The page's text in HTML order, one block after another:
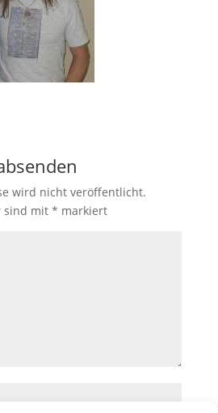
wird nicht veröffentlicht.
sind mit * markiert